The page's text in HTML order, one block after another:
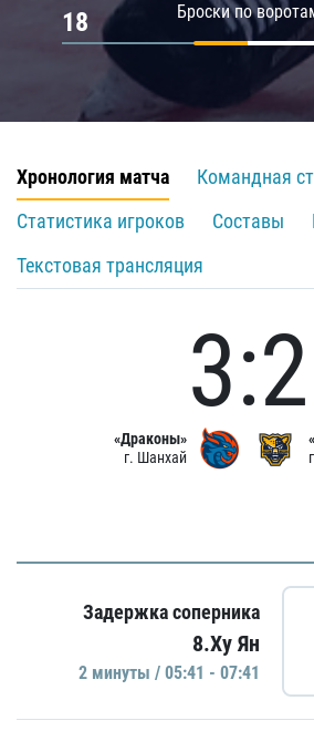
Броски по
18
Хронология матча
Командная
Статистика игроков
Составы
Текстовая трансляция
«Драконы»
г. Шанхай
3:2
Задержка соперника
8.Ху Ян
2 минуты / 05:41 - 07:41